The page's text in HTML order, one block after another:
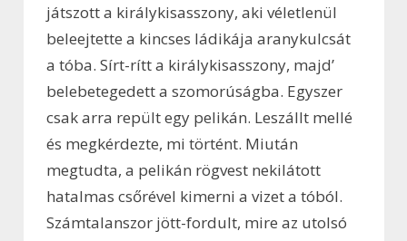
játszott a királykisasszony, aki véletlenül
beleejtette a kincses ládikája aranykulcsát
a tóba. Sírt-rítt a királykisasszony, majd’
belebetegedett a szomorúságba. Egyszer
csak arra repült egy pelikán. Leszállt mellé
és megkérdezte, mi történt. Miután
megtudta, a pelikán rögvest nekilátott
hatalmas csőrével kimerni a vizet a tóból.
Számtalanszor jött-fordult, mire az utolsó